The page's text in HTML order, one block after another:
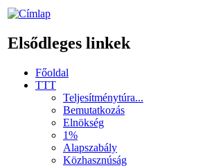
Elsődleges linkek
Főoldal
TTT
Teljesítménytúra...
Bemutatkozás
Elnökség
1%
Alapszabály
Közhasznúság